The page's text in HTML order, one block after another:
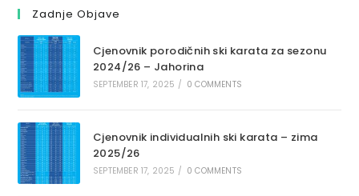
Zadnje Objave
Cjenovnik porodičnih ski karata za sezonu
2024/26 – Jahorina
SEPTEMBER 17, 2025 / 0 COMMENTS
Cjenovnik individualnih ski karata – zima
2025/26
SEPTEMBER 17, 2025 / 0 COMMENTS